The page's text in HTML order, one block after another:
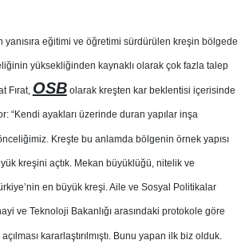
yanısıra eğitimi ve öğretimi sürdürülen kreşin bölgede
yüksekliğinden kaynaklı olarak çok fazla talep
Fırat, OSBolarak kreşten kar beklentisi içerisinde
“Kendi ayakları üzerinde duran yapılar inşa
Kreşte bu anlamda bölgenin örnek yapısı
kreşini açtık. Mekan büyüklüğü, nitelik ve
en büyük kreşi. Aile ve Sosyal Politikalar
ve Teknoloji Bakanlığı arasındaki protokole göre
kararlaştırılmıştı. Bunu yapan ilk biz olduk.